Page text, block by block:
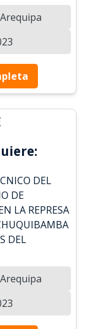
Arequipa
DEL
DE
LA REPRESA
DEL
Arequipa